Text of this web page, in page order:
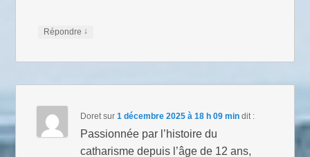
Répondre ↓
Doretsur1 décembre 2025 à 18 h 09 min dit :
Passionnée par l’histoire du
catharisme depuis l’âge de 12 ans,